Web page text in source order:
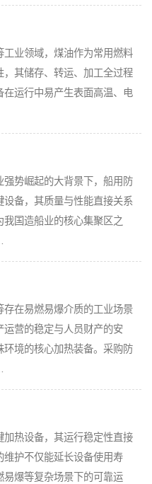
业领域，煤油作为常用燃料
其储存、转运、加工全过程
运行中易产生表面高温、电
势崛起的大背景下，船用防
备，其质量与性能直接关系
国造船业的核心集聚区之
在易燃易爆介质的工业场景
运营的稳定与人员财产的安
境的核心加热装备。采购防
加热设备，其运行稳定性直接
维护不仅能延长设备使用寿
爆等复杂场景下的可靠运